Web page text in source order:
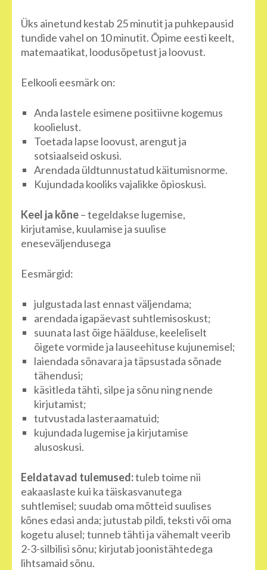
Üks ainetund kestab 25 minutit ja puhkepausid
tundide vahel on 10 minutit. Õpime eesti keelt,
matemaatikat, loodusõpetust ja loovust.
Eelkooli eesmärk on:
Anda lastele esimene positiivne kogemus
koolielust.
Toetada lapse loovust, arengut ja
sotsiaalseid oskusi.
Arendada üldtunnustatud käitumisnorme.
Kujundada kooliks vajalikke õpioskusi.
Keel ja kõne– tegeldakse lugemise,
kirjutamise, kuulamise ja suulise
eneseväljendusega
Eesmärgid:
julgustada last ennast väljendama;
arendada igapäevast suhtlemisoskust;
suunata last õige häälduse, keeleliselt
õigete vormide ja lauseehituse kujunemisel;
laiendada sõnavara ja täpsustada sõnade
tähendusi;
käsitleda tähti, silpe ja sõnu ning nende
kirjutamist;
tutvustada lasteraamatuid;
kujundada lugemise ja kirjutamise
alusoskusi.
Eeldatavad tulemused:tuleb toime nii
eakaaslaste kui ka täiskasvanutega
suhtlemisel; suudab oma mõtteid suulises
kõnes edasi anda; jutustab pildi, teksti või oma
kogetu alusel; tunneb tähti ja vähemalt veerib
2-3-silbilisi sõnu; kirjutab joonistähtedega
lihtsamaid sõnu.